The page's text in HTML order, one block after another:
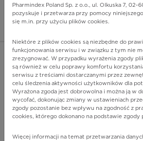
Pharmindex -
ZALOGUJ SIĘ
POKAŻ FILTRY
Pharmindex Poland Sp. z o.o., ul. Olkuska 7, 02-
pozyskuje i przetwarza przy pomocy
się m.in. przy użyciu plików cookies.
Niektóre z plików cookies są niezbędne do
funkcjonowania serwisu i w związku z tym nie
zrezygnować. W przypadku wyrażenia zgody
są również w celu poprawy komfortu
serwisu z treściami dostarczanymi przez
celu śledzenia aktywności użytkowników dla
Wyrażona zgoda jest dobrowolna i można ją w
wycofać, dokonując zmiany w ustawieniach
zgody pozostanie bez wpływu na zgodność z
cookies, którego dokonano na podstawie zgody
Więcej informacji na temat przetwarzania